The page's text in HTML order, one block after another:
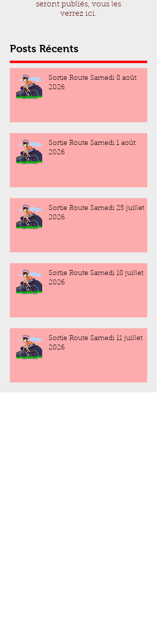
seront publiés, vous les
verrez ici.
Posts Récents
Sortie Route Samedi 8 août
2026
Sortie Route Samedi 1 août
2026
Sortie Route Samedi 25 juillet
2026
Sortie Route Samedi 18 juillet
2026
Sortie Route Samedi 11 juillet
2026